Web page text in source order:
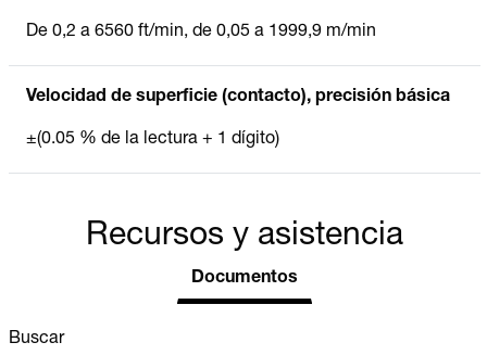
De 0,2 a 6560 ft/min, de 0,05 a 1999,9 m/min
Velocidad de superficie (contacto), precisión básica
±(0.05 % de la lectura + 1 dígito)
Recursos y asistencia
Documentos
Buscar